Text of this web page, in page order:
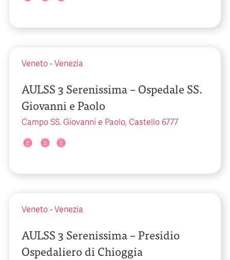
Veneto - Venezia
AULSS 3 Serenissima – Ospedale SS.
Giovanni e Paolo
Campo SS. Giovanni e Paolo, Castello 6777
Veneto - Venezia
AULSS 3 Serenissima – Presidio
Ospedaliero di Chioggia